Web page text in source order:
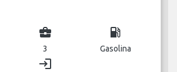
business_center
3
local_gas_station
Gasolina
login